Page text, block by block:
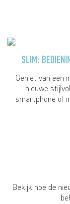
SLIM:
Geniet van een
nieuwe
smartphone of
Bekijk hoe de